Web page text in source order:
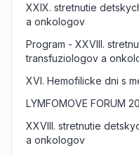
XXIX. stretnutie
a onkologov
Program - XXVIII.
transfuziologov a
XVI. Hemofilicke dni s
LYMFOMOVE FORUM
XXVIII. stretnutie
a onkologov